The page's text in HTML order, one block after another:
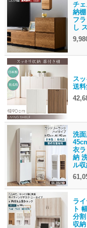
チ
納
フ
し
ス
送
洗
衣
納
ル
ラ
ト
分
収